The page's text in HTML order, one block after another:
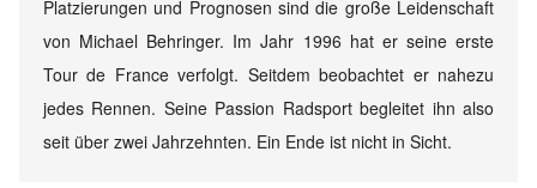
Platzierungen und Prognosen sind die große Leidenschaft
von Michael Behringer. Im Jahr 1996 hat er seine erste
Tour de France verfolgt. Seitdem beobachtet er nahezu
jedes Rennen. Seine Passion Radsport begleitet ihn also
seit über zwei Jahrzehnten. Ein Ende ist nicht in Sicht.